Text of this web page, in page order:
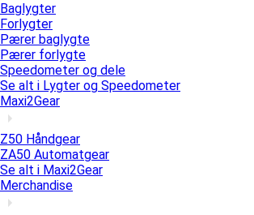
Baglygter
Forlygter
Pærer baglygte
Pærer forlygte
Speedometer og dele
Se alt i Lygter og Speedometer
Maxi2Gear
Z50 Håndgear
ZA50 Automatgear
Se alt i Maxi2Gear
Merchandise